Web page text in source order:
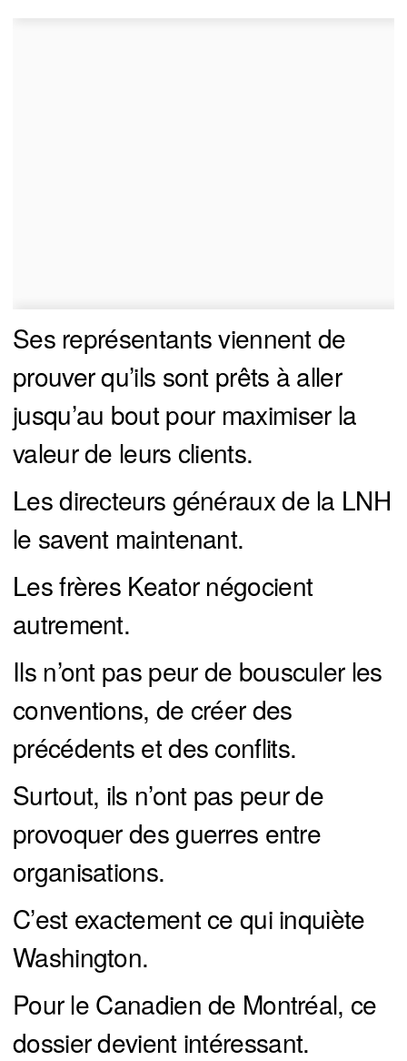
Ses représentants viennent de
prouver qu’ils sont prêts à aller
jusqu’au bout pour maximiser la
valeur de leurs clients.
Les directeurs généraux de la LNH
le savent maintenant.
Les frères Keator négocient
autrement.
Ils n’ont pas peur de bousculer les
conventions, de créer des
précédents et des conflits.
Surtout, ils n’ont pas peur de
provoquer des guerres entre
organisations.
C’est exactement ce qui inquiète
Washington.
Pour le Canadien de Montréal, ce
dossier devient intéressant.